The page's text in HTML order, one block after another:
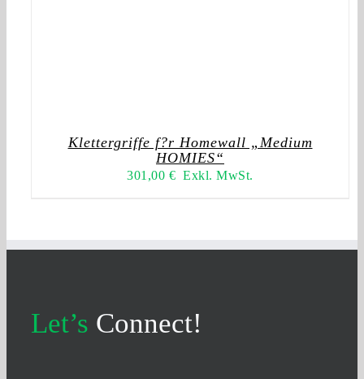
Klettergriffe f?r Homewall „Medium
HOMIES“
301,00 € Exkl. MwSt.
Let’s Connect!